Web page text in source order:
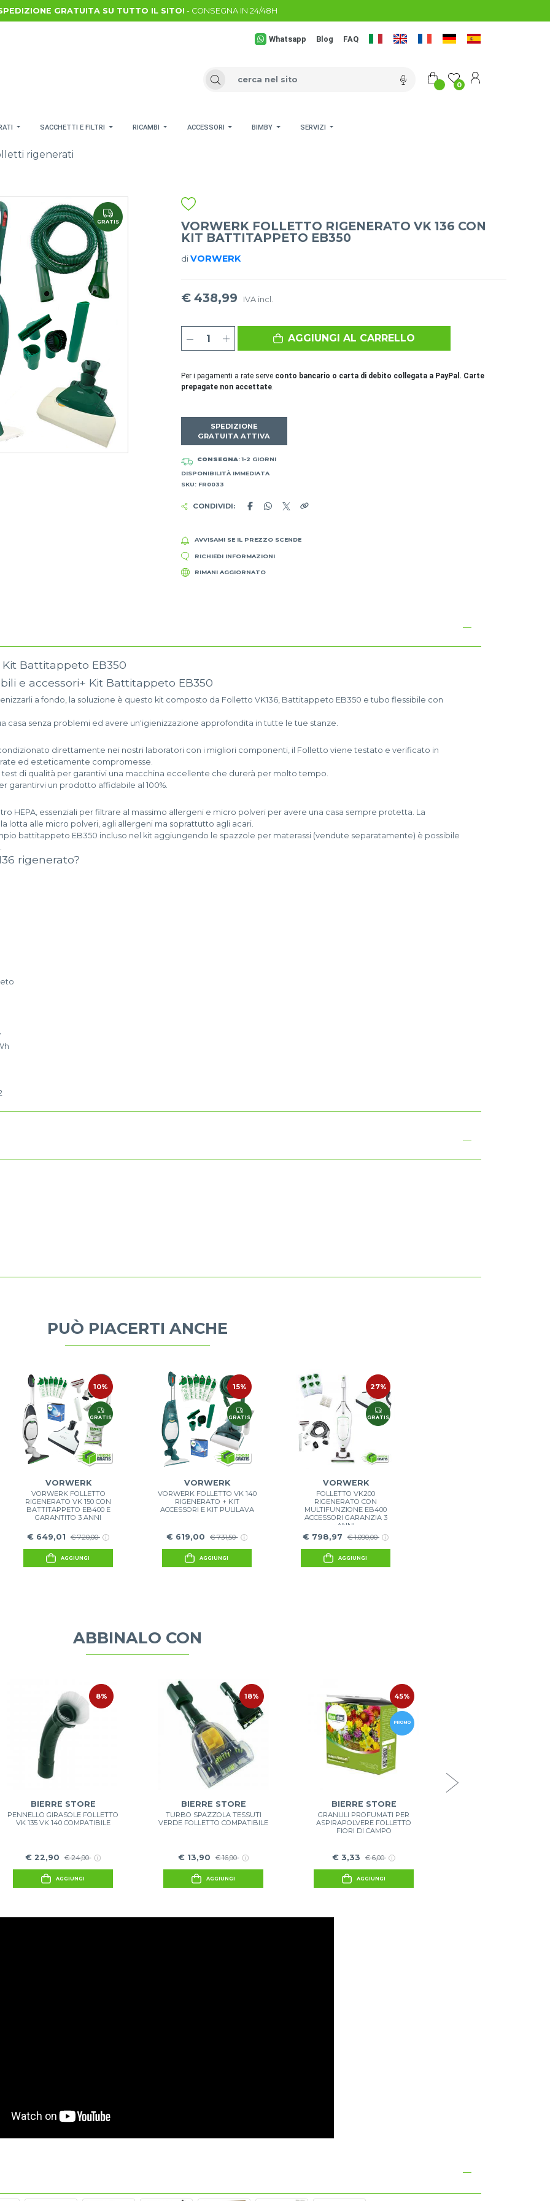
GRATUITA SU TUTTO IL SITO! - CONSEGNA IN 24/48H
Whatsapp Blog FAQ
0
SACCHETTI E FILTRI RICAMBI ACCESSORI BIMBY SERVIZI
rigenerati
GRATIS VORWERK FOLLETTO RIGENERATO VK 136 CON
KIT BATTITAPPETO EB350
di VORWERK
€ 438,99 IVA incl.
AGGIUNGI AL CARRELLO
Per i pagamenti a rate serve conto bancario o carta di debito collegata a PayPal. Carte
prepagate non accettate.
SPEDIZIONE
GRATUITA ATTIVA
CONSEGNA: 1-2 GIORNI
DISPONIBILITÀ IMMEDIATA
SKU: FR0033
CONDIVIDI:
AVVISAMI SE IL PREZZO SCENDE
RICHIEDI INFORMAZIONI
RIMANI AGGIORNATO
Battitappeto EB350
e accessori+ Kit Battitappeto EB350
a fondo, la soluzione è questo kit composto da Folletto VK136, Battitappeto EB350 e tubo flessibile con
casa senza problemi ed avere un'igienizzazione approfondita in tutte le tue stanze.
direttamente nei nostri laboratori con i migliori componenti, il Folletto viene testato e verificato in
ed esteticamente compromesse.
test di qualità per garantivi una macchina eccellente che durerà per molto tempo.
garantirvi un prodotto affidabile al 100%.
HEPA, essenziali per filtrare al massimo allergeni e micro polveri per avere una casa sempre protetta. La
lotta alle micro polveri, agli allergeni ma soprattutto agli acari.
battitappeto EB350 incluso nel kit aggiungendo le spazzole per materassi (vendute separatamente) è possibile
rigenerato?
PUÒ PIACERTI ANCHE
10%
GRATIS
VORWERK
VORWERK FOLLETTO
RIGENERATO VK 150 CON
BATTITAPPETO EB400 E
GARANTITO 3 ANNI
€ 649,01 € 720,00
AGGIUNGI
15%
GRATIS
VORWERK
VORWERK FOLLETTO VK 140
RIGENERATO + KIT
ACCESSORI E KIT PULILAVA
€ 619,00 € 731,50
AGGIUNGI
27%
GRATIS
VORWERK
FOLLETTO VK200
RIGENERATO CON
MULTIFUNZIONE EB400
ACCESSORI GARANZIA 3
ANNI
€ 798,97 € 1.090,00
AGGIUNGI
ABBINALO CON
8%
BIERRE STORE
PENNELLO GIRASOLE FOLLETTO
VK 135 VK 140 COMPATIBILE
€ 22,90 € 24,90
AGGIUNGI
18%
BIERRE STORE
TURBO SPAZZOLA TESSUTI
VERDE FOLLETTO COMPATIBILE
€ 13,90 € 16,90
AGGIUNGI
45%
PROMO
BIERRE STORE
GRANULI PROFUMATI PER
ASPIRAPOLVERE FOLLETTO
FIORI DI CAMPO
€ 3,33 € 6,00
AGGIUNGI